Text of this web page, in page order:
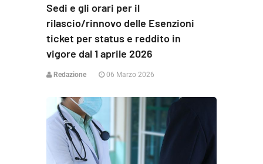
Sedi e gli orari per il
rilascio/rinnovo delle Esenzioni
ticket per status e reddito in
vigore dal 1 aprile 2026
Redazione 06 Marzo 2026